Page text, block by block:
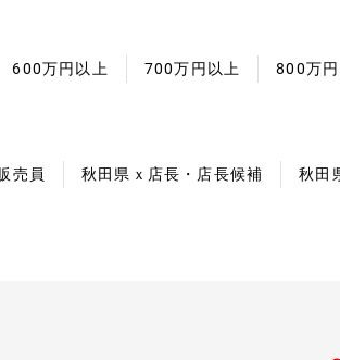
600万円以上 700万円以上 800万円
売員 秋田県ｘ店長・店長候補 秋田